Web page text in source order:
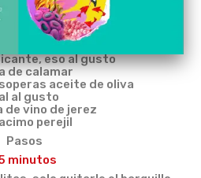
puntillitas
grandes
ajos
maduro grande
eso al gusto
de calamar
aceite de oliva
al gusto
de vino de jerez
perejil
Pasos
minutos